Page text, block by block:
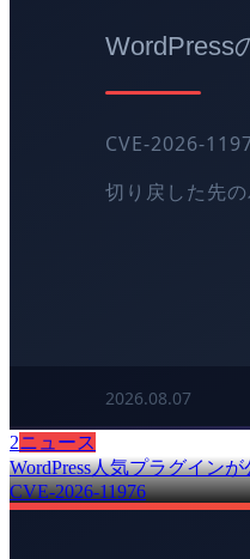
2ニュース
WordPress人気プラグイン
CVE-2026-11976